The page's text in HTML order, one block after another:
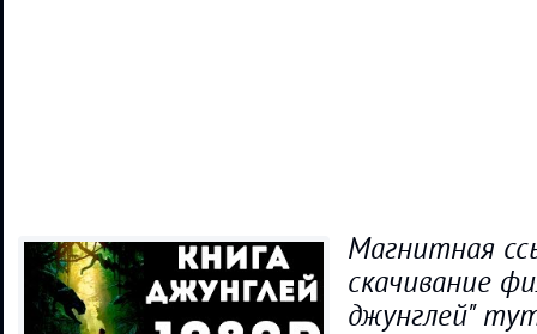
Магнитная
скачивание
джунглей"